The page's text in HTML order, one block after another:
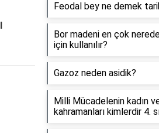
Feodal bey ne demek
Bor madeni en çok nerede
için kullanılır?
Gazoz neden asidik?
Milli Mücadelenin kadın
kahramanları kimlerdir 4.